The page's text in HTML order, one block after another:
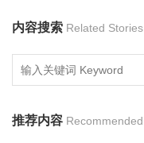
内容搜索 Related Stories
推荐内容 Recommended